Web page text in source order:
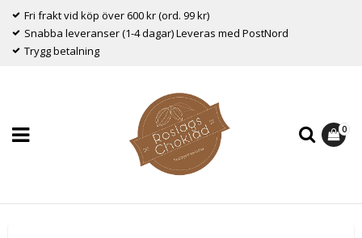
Fri frakt vid köp över 600 kr (ord. 99 kr)
Snabba leveranser (1-4 dagar) Leveras med PostNord
Trygg betalning
0